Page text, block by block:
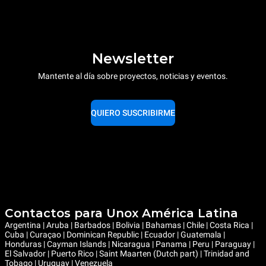
Newsletter
Mantente al día sobre proyectos, noticias y eventos.
QUIERO SUSCRIBIRME
Contactos para Unox América Latina
Argentina | Aruba | Barbados | Bolivia | Bahamas | Chile | Costa Rica |
Cuba | Curaçao | Dominican Republic | Ecuador | Guatemala |
Honduras | Cayman Islands | Nicaragua | Panama | Peru | Paraguay |
El Salvador | Puerto Rico | Saint Maarten (Dutch part) | Trinidad and
Tobago | Uruguay | Venezuela